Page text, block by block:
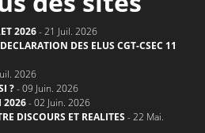
2026- 21 Juil. 2026
DES ELUS CGT-CSEC 11
2026
?- 09 Juin. 2026
2026- 02 Juin. 2026
DISCOURS ET REALITES - 22 Mai.